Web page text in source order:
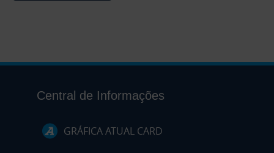
Central de Informações
GRÁFICA ATUAL CARD